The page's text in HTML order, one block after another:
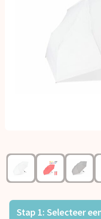
Klokken, horloges en
Lampen en Gereedschap
Reisbenodigdheden
Schrijfwaren
Sleutelhangers en
Stap 1: Selecteer